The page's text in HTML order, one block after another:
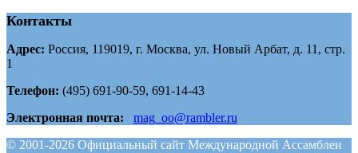
Контакты
Адрес: Россия, 119019, г. Москва, ул. Новый Арбат, д. 11, стр.
1
Телефон: (495) 691-90-59, 691-14-43
Электронная почта:
mag_oo@rambler.ru
© 2001-2026 Официальный сайт Международной Ассамблеи